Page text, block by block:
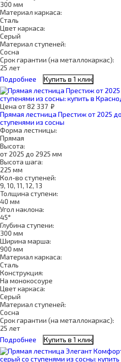
300 мм
Материал каркаса:
Сталь
Цвет каркаса:
Серый
Материал ступеней:
Сосна
Срок гарантии (на металлокаркас):
25 лет
Подробнее
Купить в 1 клик
Цена от82 337 ₽
Прямая лестница Престиж от 2025
ступенями из сосны
Форма лестницы:
Прямая
Высота:
от 2025 до 2925 мм
Высота шага:
225 мм
Кол-во ступеней:
9, 10, 11, 12, 13
Толщина ступени:
40 мм
Угол наклона:
45°
Глубина ступени:
300 мм
Ширина марша:
900 мм
Материал каркаса:
Сталь
Конструкция:
На монокосоуре
Цвет каркаса:
Серый
Материал ступеней:
Сосна
Срок гарантии (на металлокаркас):
25 лет
Подробнее
Купить в 1 клик